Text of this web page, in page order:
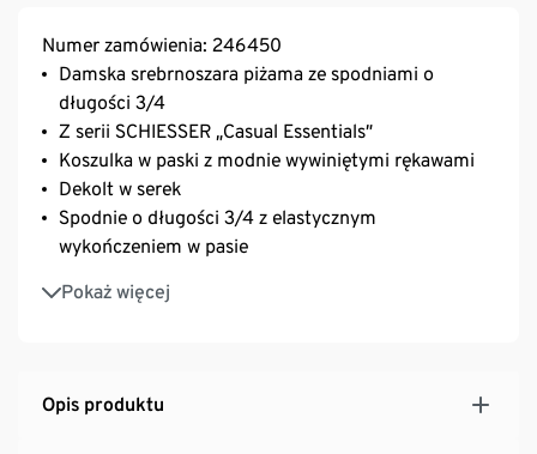
Numer zamówienia: 246450
Damska srebrnoszara piżama ze spodniami o
długości 3/4
Z serii SCHIESSER „Casual Essentials”
Koszulka w paski z modnie wywiniętymi rękawami
Dekolt w serek
Spodnie o długości 3/4 z elastycznym
wykończeniem w pasie
Pokaż więcej
Nasze modelki noszą rozmiar 38
Przyjemnie miękki, elastyczny pojedynczy dżersej
Opis produktu